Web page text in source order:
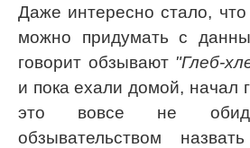
Даже интересно стало, что
можно придумать с
говорит обзывают "Глеб-
и пока ехали домой, начал
это вовсе не
обзывательством